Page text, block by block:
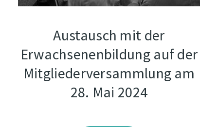
Austausch mit der
Erwachsenenbildung auf der
Mitgliederversammlung am
28. Mai 2024